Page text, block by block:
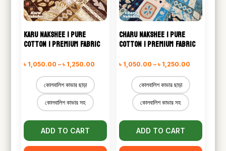
KARU NAKSHEE | PURE
COTTON | PREMIUM FABRIC
৳ 1,050.00 – ৳ 1,250.00
কোলবালিশ কাভার ছাড়া
কোলবালিশ কাভার সহ
ADD TO CART
CHARU NAKSHEE | PURE
COTTON | PREMIUM FABRIC
৳ 1,050.00 – ৳ 1,250.00
কোলবালিশ কাভার ছাড়া
কোলবালিশ কাভার সহ
ADD TO CART